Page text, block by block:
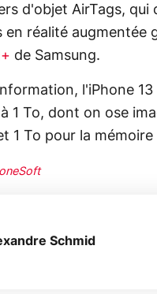
d'objet AirTags, qui
en réalité augmentée
de Samsung.
l'iPhone
1 To, dont on ose
1 To pour la
Schmid